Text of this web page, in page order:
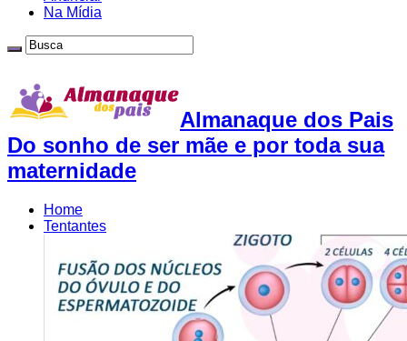
Na Mídia
Almanaque dos Pais
Do sonho de ser mãe e por toda sua
maternidade
Home
Tentantes